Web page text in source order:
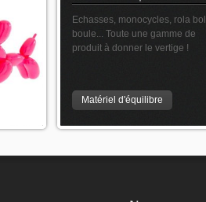
Echasses, monocycles, rola
boule... Toute une gamme de
produit à donner le vertige !
Matériel d'équilibre